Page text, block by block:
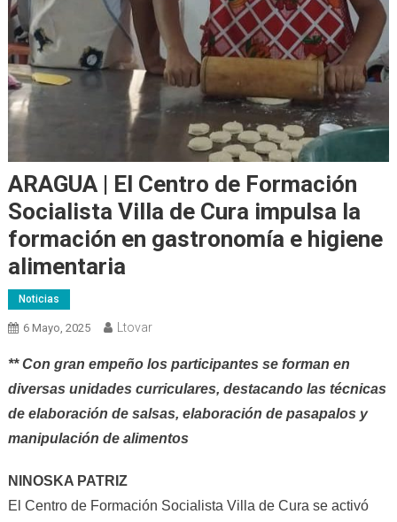
ARAGUA | El Centro de Formación
Socialista Villa de Cura impulsa la
formación en gastronomía e higiene
alimentaria
Noticias
6 Mayo, 2025 Ltovar
** Con gran empeño los participantes se forman en
diversas unidades curriculares, destacando las técnicas
de elaboración de salsas, elaboración de pasapalos y
manipulación de alimentos
NINOSKA PATRIZ
El Centro de Formación Socialista Villa de Cura se activó